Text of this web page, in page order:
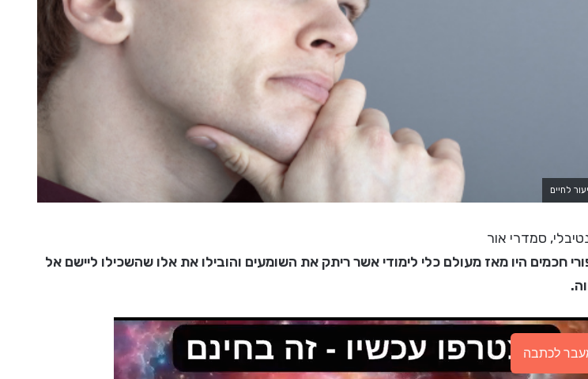
לחיים
סמדרי אור
חכמים היו מאז מעולם כלי לימודי אשר ריתק את השומעים והובילו את אלו שהשכילו ליישם אל
לכתבה